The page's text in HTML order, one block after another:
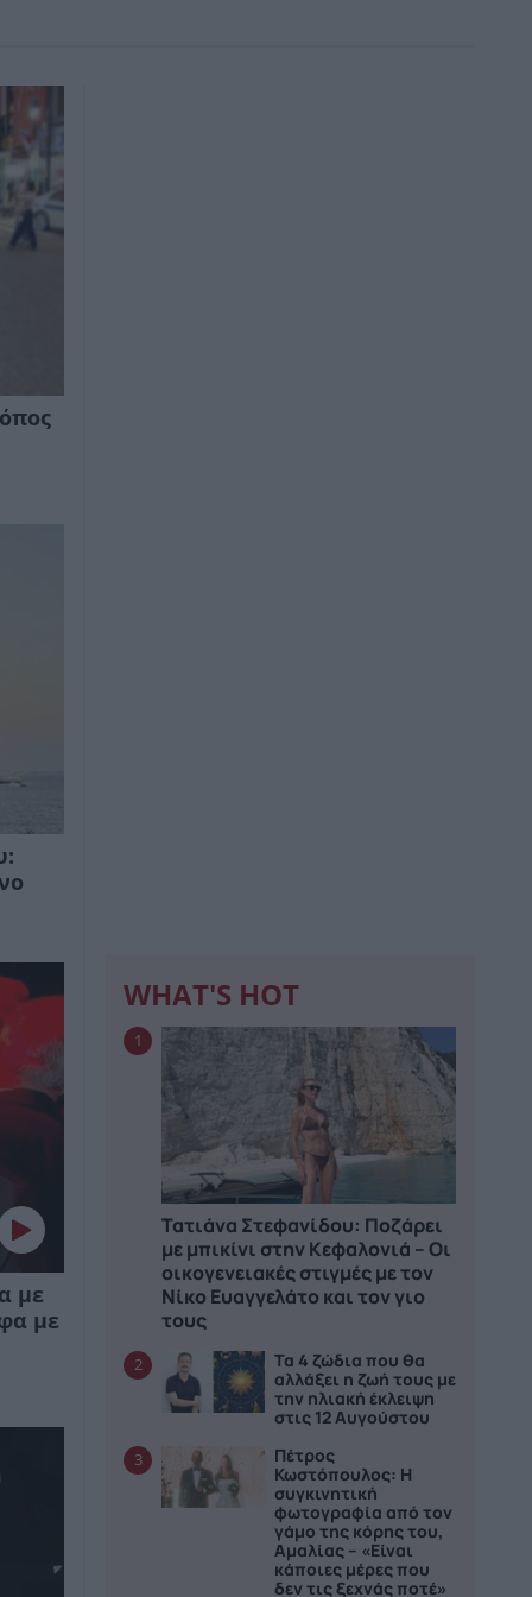
με
με
WHAT'S HOT
1
Τατιάνα Στεφανίδου: Ποζάρει
με μπικίνι στην Κεφαλονιά – Οι
οικογενειακές στιγμές με τον
Νίκο Ευαγγελάτο και τον γιο
τους
2
Τα 4 ζώδια που θα
αλλάξει η ζωή τους με
την ηλιακή έκλειψη
στις 12 Αυγούστου
3
Πέτρος
Κωστόπουλος: Η
συγκινητική
φωτογραφία από τον
γάμο της κόρης του,
Αμαλίας – «Είναι
κάποιες μέρες που
δεν τις ξεχνάς ποτέ»